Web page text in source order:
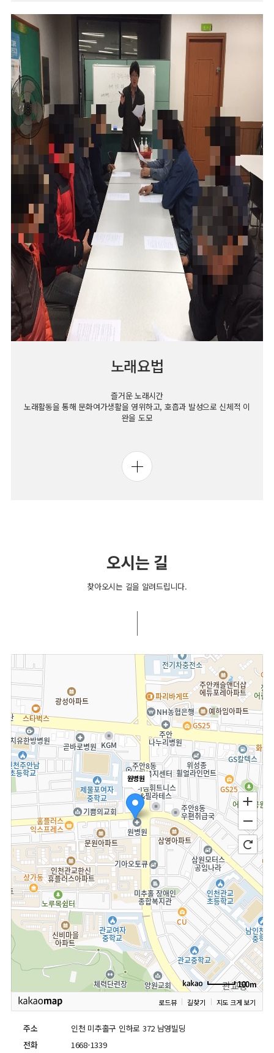
노래요법
즐거운 노래시간
노래활동을 통해 문화여가생활을 영위하고, 호흡과 발성으로 신체적 이
완을 도모
오시는 길
찾아오시는 길을 알려드립니다.
원병원
100m
로드뷰 길찾기 지도 크게 보기
주소
인천 미추홀구 인하로 372 남영빌딩
전화
1668-1339